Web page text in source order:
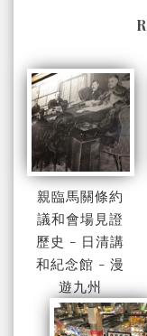
親臨馬關條約
議和會場見證
歷史 - 日清講
和紀念館 - 漫
遊九州